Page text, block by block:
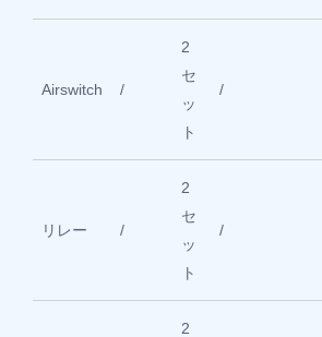
Airswitch /
2
セ
ッ
ト
/
リレー /
2
セ
ッ
ト
/
2